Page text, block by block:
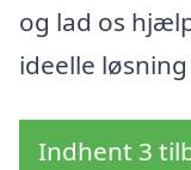
og lad os
ideelle
Indhent 3